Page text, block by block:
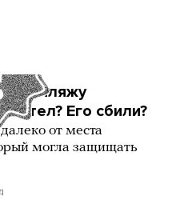
по пляжу
Его сбили?
от места
могла защищать